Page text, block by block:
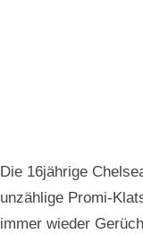
Die 16jährige
unzählige Promi-
immer wieder